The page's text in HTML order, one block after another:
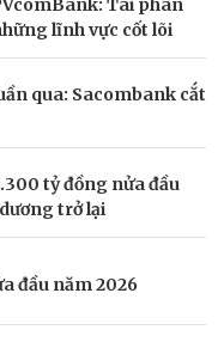
Tái phân
lĩnh vực cốt lõi
qua: Sacombank cắt
tỷ đồng nửa đầu
trở lại
đầu năm 2026